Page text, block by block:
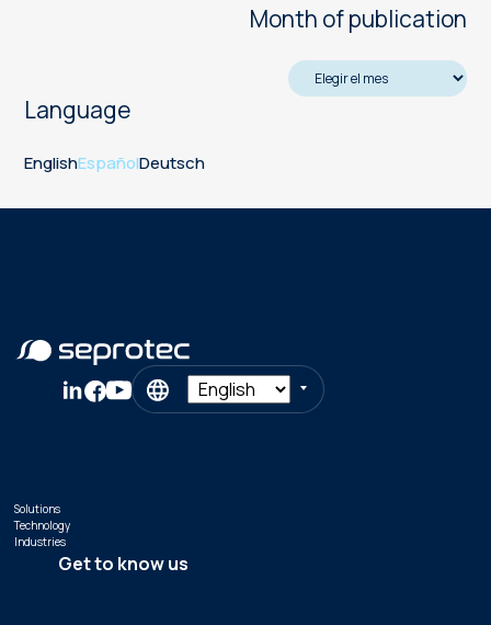
Month of publication
Language
EnglishEspañolDeutsch
Solutions
Technology
Industries
Get to know us